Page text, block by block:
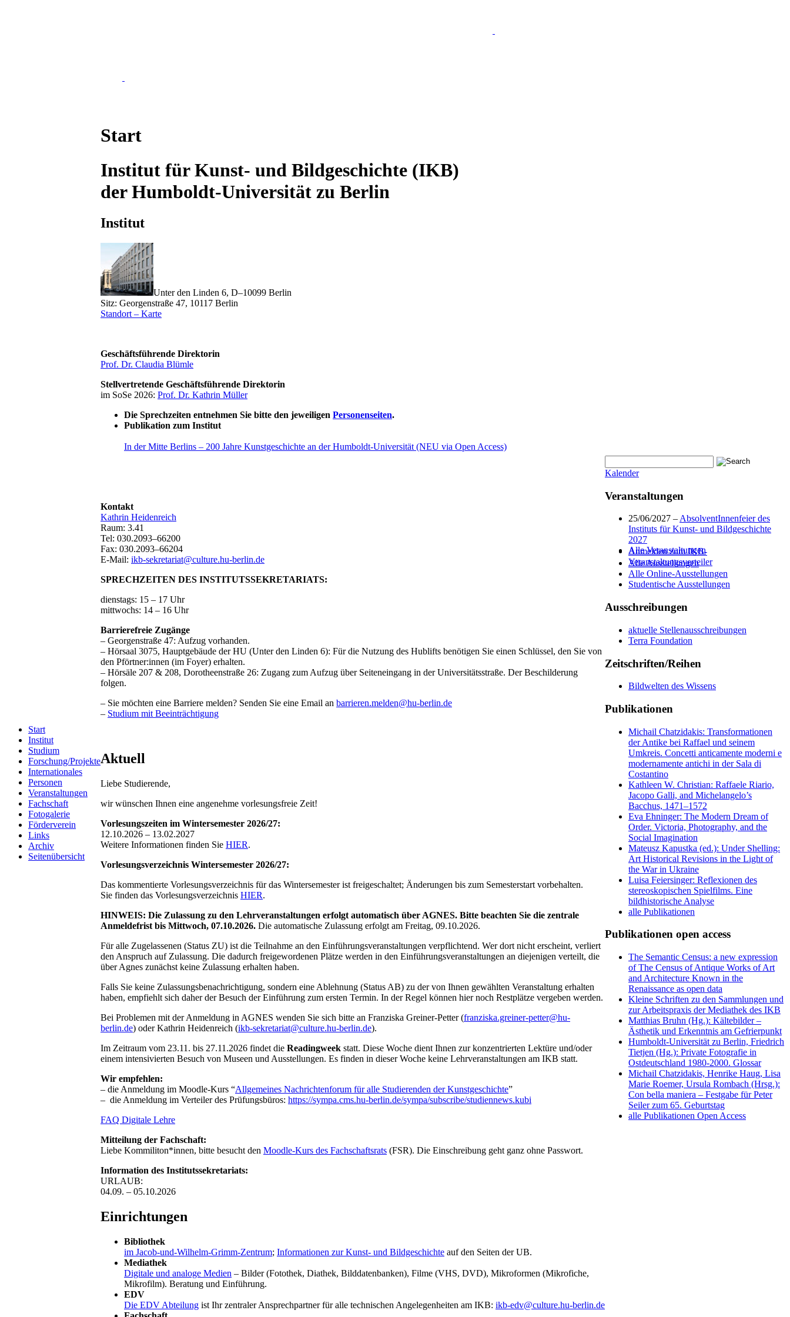
Start
Institut
Studium
Forschung/Projekte
Internationales
Personen
Veranstaltungen
Fachschaft
Fotogalerie
Förderverein
Links
Archiv
Seitenübersicht
Start
Institut für Kunst- und Bildgeschichte (IKB)
der Humboldt-Universität zu Berlin
Institut
Unter den Linden 6, D–10099 Berlin
Sitz: Georgenstraße 47, 10117 Berlin
Standort – Karte
Geschäftsführende Direktorin
Prof. Dr. Claudia Blümle
Stellvertretende Geschäftsführende Direktorin
im SoSe 2026: Prof. Dr. Kathrin Müller
Die Sprechzeiten entnehmen Sie bitte den jeweiligen Personenseiten.
Publikation zum Institut
In der Mitte Berlins – 200 Jahre Kunstgeschichte an der Humboldt-Universität (NEU via Open Access)
Kontakt
Kathrin Heidenreich
Raum: 3.41
Tel: 030.2093–66200
Fax: 030.2093–66204
E-Mail: ikb-sekretariat@culture.hu-berlin.de
SPRECHZEITEN DES INSTITUTSSEKRETARIATS:
dienstags: 15 – 17 Uhr
mittwochs: 14 – 16 Uhr
Barrierefreie Zugänge
– Georgenstraße 47: Aufzug vorhanden.
– Hörsaal 3075, Hauptgebäude der HU (Unter den Linden 6): Für die Nutzung des Hublifts benötigen Sie einen Schlüssel, den Sie von
den Pförtner:innen (im Foyer) erhalten.
– Hörsäle 207 & 208, Dorotheenstraße 26: Zugang zum Aufzug über Seiteneingang in der Universitätsstraße. Der Beschilderung
folgen.
– Sie möchten eine Barriere melden? Senden Sie eine Email an barrieren.melden@hu-berlin.de
– Studium mit Beeinträchtigung
Aktuell
Liebe Studierende,
wir wünschen Ihnen eine angenehme vorlesungsfreie Zeit!
Vorlesungszeiten im Wintersemester 2026/27:
12.10.2026 – 13.02.2027
Weitere Informationen finden Sie HIER.
Vorlesungsverzeichnis Wintersemester 2026/27:
Das kommentierte Vorlesungsverzeichnis für das Wintersemester ist freigeschaltet; Änderungen bis zum Semesterstart vorbehalten.
Sie finden das Vorlesungsverzeichnis HIER.
HINWEIS: Die Zulassung zu den Lehrveranstaltungen erfolgt automatisch über AGNES. Bitte beachten Sie die zentrale
Anmeldefrist bis Mittwoch, 07.10.2026. Die automatische Zulassung erfolgt am Freitag, 09.10.2026.
Für alle Zugelassenen (Status ZU) ist die Teilnahme an den Einführungsveranstaltungen verpflichtend. Wer dort nicht erscheint, verliert
den Anspruch auf Zulassung. Die dadurch freigewordenen Plätze werden in den Einführungsveranstaltungen an diejenigen verteilt, die
über Agnes zunächst keine Zulassung erhalten haben.
Falls Sie keine Zulassungsbenachrichtigung, sondern eine Ablehnung (Status AB) zu der von Ihnen gewählten Veranstaltung erhalten
haben, empfiehlt sich daher der Besuch der Einführung zum ersten Termin. In der Regel können hier noch Restplätze vergeben werden.
Bei Problemen mit der Anmeldung in AGNES wenden Sie sich bitte an Franziska Greiner-Petter (franziska.greiner-petter@hu-
berlin.de) oder Kathrin Heidenreich (ikb-sekretariat@culture.hu-berlin.de).
Im Zeitraum vom 23.11. bis 27.11.2026 findet die Readingweek statt. Diese Woche dient Ihnen zur konzentrierten Lektüre und/oder
einem intensivierten Besuch von Museen und Ausstellungen. Es finden in dieser Woche keine Lehrveranstaltungen am IKB statt.
Wir empfehlen:
– die Anmeldung im Moodle-Kurs “Allgemeines Nachrichtenforum für alle Studierenden der Kunstgeschichte”
– die Anmeldung im Verteiler des Prüfungsbüros: https://sympa.cms.hu-berlin.de/sympa/subscribe/studiennews.kubi
FAQ Digitale Lehre
Mitteilung der Fachschaft:
Liebe Kommiliton*innen, bitte besucht den Moodle-Kurs des Fachschaftsrats (FSR). Die Einschreibung geht ganz ohne Passwort.
Information des Institutssekretariats:
URLAUB:
04.09. – 05.10.2026
Einrichtungen
Bibliothek
im Jacob-und-Wilhelm-Grimm-Zentrum; Informationen zur Kunst- und Bildgeschichte auf den Seiten der UB.
Mediathek
Digitale und analoge Medien – Bilder (Fotothek, Diathek, Bilddatenbanken), Filme (VHS, DVD), Mikroformen (Mikrofiche,
Mikrofilm). Beratung und Einführung.
EDV
Die EDV Abteilung ist Ihr zentraler Ansprechpartner für alle technischen Angelegenheiten am IKB: ikb-edv@culture.hu-berlin.de
Kalender
Veranstaltungen
25/06/2027 –AbsolventInnenfeier des
Instituts für Kunst- und Bildgeschichte
2027
Alle Veranstaltungen
Anmelden zum IKB-
Veranstaltungsverteiler
Alle Ausstellungen
Alle Online-Ausstellungen
Studentische Ausstellungen
Ausschreibungen
aktuelle Stellenausschreibungen
Terra Foundation
Zeitschriften/Reihen
Bildwelten des Wissens
Publikationen
Michail Chatzidakis: Transformationen
der Antike bei Raffael und seinem
Umkreis. Concetti anticamente moderni e
modernamente antichi in der Sala di
Costantino
Kathleen W. Christian: Raffaele Riario,
Jacopo Galli, and Michelangelo’s
Bacchus, 1471–1572
Eva Ehninger: The Modern Dream of
Order. Victoria, Photography, and the
Social Imagination
Mateusz Kapustka (ed.): Under Shelling:
Art Historical Revisions in the Light of
the War in Ukraine
Luisa Feiersinger: Reflexionen des
stereoskopischen Spielfilms. Eine
bildhistorische Analyse
alle Publikationen
Publikationen open access
The Semantic Census: a new expression
of The Census of Antique Works of Art
and Architecture Known in the
Renaissance as open data
Kleine Schriften zu den Sammlungen und
zur Arbeitspraxis der Mediathek des IKB
Matthias Bruhn (Hg.): Kältebilder –
Ästhetik und Erkenntnis am Gefrierpunkt
Humboldt-Universität zu Berlin, Friedrich
Tietjen (Hg.): Private Fotografie in
Ostdeutschland 1980-2000. Glossar
Michail Chatzidakis, Henrike Haug, Lisa
Marie Roemer, Ursula Rombach (Hrsg.):
Con bella maniera – Festgabe für Peter
Seiler zum 65. Geburtstag
alle Publikationen Open Access